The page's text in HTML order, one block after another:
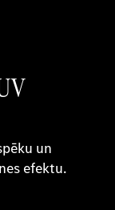
un
efektu.